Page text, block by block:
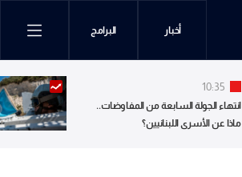
أخبار البرامج
10:35
انتهاء الجولة السابعة من المفاوضات..
ماذا عن الأسرى اللبنانيين؟